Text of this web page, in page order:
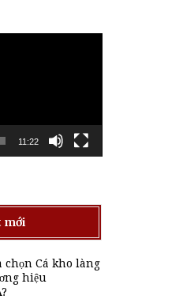
11:22
mới
chọn Cá kho làng
hiệu